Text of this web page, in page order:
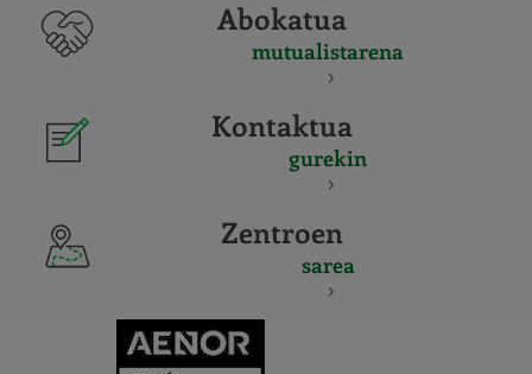
Abokatua
mutualistarena
Kontaktua
gurekin
Zentroen
sarea